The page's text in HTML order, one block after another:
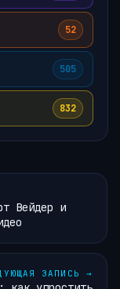
52
505
832
Вейдер и
ЗАПИСЬ →